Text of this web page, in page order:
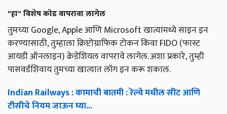
"हा" विशेष कोड वापरावा लागेल
तुमच्या Google, Apple आणि Microsoft खात्यांमध्ये साइन इन
करण्यासाठी, तुम्हाला क्रिप्टोग्राफिक टोकन किंवा FIDO (फास्ट
आयडी ऑनलाइन) क्रेडेंशियल वापरावे लागेल. अशा प्रकारे, तुम्ही
पासवर्डशिवाय तुमच्या खात्यात लॉग इन करू शकाल.
Indian Railways : कामाची बातमी : रेल्वे मधील सीट आणि
टीसीचे नियम जाऊन घ्या...